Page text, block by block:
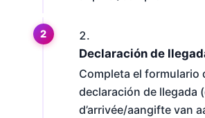
Declaración de
Completa el formulario
declaración de llegada
d’arrivée/aangifte van